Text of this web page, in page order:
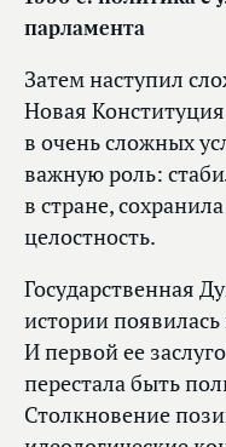
парламента
Затем наступил
Новая
в очень сложных
важную роль:
в стране,
целостность.
Государственная
истории
И первой ее
перестала быть
Столкновение